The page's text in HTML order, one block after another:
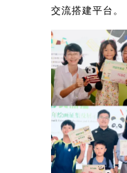
交流搭建平台。